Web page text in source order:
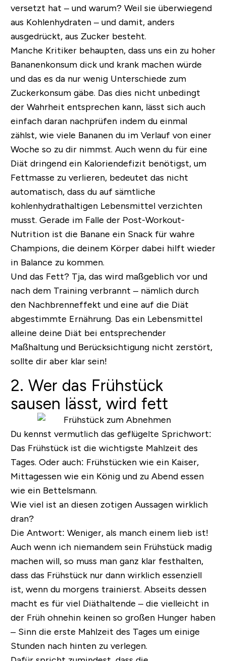
versetzt hat – und warum? Weil sie überwiegend
aus Kohlenhydraten – und damit, anders
ausgedrückt, aus Zucker besteht.
Manche Kritiker behaupten, dass uns ein zu hoher
Bananenkonsum dick und krank machen würde
und das es da nur wenig Unterschiede zum
Zuckerkonsum gäbe. Das dies nicht unbedingt
der Wahrheit entsprechen kann, lässt sich auch
einfach daran nachprüfen indem du einmal
zählst, wie viele Bananen du im Verlauf von einer
Woche so zu dir nimmst. Auch wenn du für eine
Diät dringend ein Kaloriendefizit benötigst, um
Fettmasse zu verlieren, bedeutet das nicht
automatisch, dass du auf sämtliche
kohlenhydrathaltigen Lebensmittel verzichten
musst. Gerade im Falle der Post-Workout-
Nutritionist die Banane ein Snack für wahre
Champions, die deinem Körper dabei hilft wieder
in Balance zu kommen.
Und das Fett? Tja, das wird maßgeblich vor und
nach dem Training verbrannt – nämlich durch
den Nachbrenneffekt und eine auf die Diät
abgestimmte Ernährung. Das ein Lebensmittel
alleine deine Diät bei entsprechender
Maßhaltung und Berücksichtigung nicht zerstört,
sollte dir aber klar sein!
2. Wer das Frühstück
sausen lässt, wird fett
Du kennst vermutlich das geflügelte Sprichwort:
Das Frühstück ist die wichtigste Mahlzeit des
Tages. Oder auch: Frühstücken wie ein Kaiser,
Mittagessen wie ein König und zu Abend essen
wie ein Bettelsmann.
Wie viel ist an diesen zotigen Aussagen wirklich
dran?
Die Antwort: Weniger, als manch einem lieb ist!
Auch wenn ich niemandem sein Frühstück madig
machen will, so muss man ganz klar festhalten,
dass das Frühstück nur dann wirklich essenziell
ist, wenn du morgens trainierst. Abseits dessen
macht es für viel Diäthaltende – die vielleicht in
der Früh ohnehin keinen so großen Hunger haben
– Sinn die erste Mahlzeit des Tages um einige
Stunden nach hinten zu verlegen.